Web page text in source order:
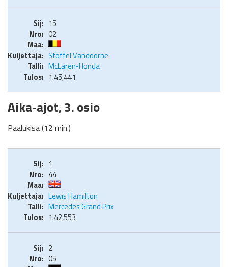
15
02
Stoffel Vandoorne
McLaren-Honda
1.45,441
Aika-ajot, 3. osio
Paalukisa (12 min.)
1
44
Lewis Hamilton
Mercedes Grand Prix
1.42,553
2
05